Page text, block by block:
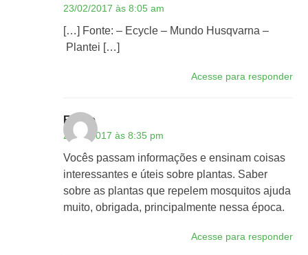
23/02/2017 às 8:05 am
[…] Fonte: – Ecycle – Mundo Husqvarna –
Plantei […]
Acesse para responder
Eliene
25/11/2017 às 8:35 pm
Vocês passam informações e ensinam coisas
interessantes e úteis sobre plantas. Saber
sobre as plantas que repelem mosquitos ajuda
muito, obrigada, principalmente nessa época.
Acesse para responder